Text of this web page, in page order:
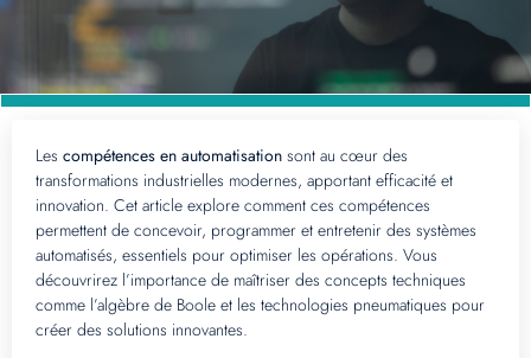
Les compétences en automatisation sont au cœur des
transformations industrielles modernes, apportant efficacité et
innovation. Cet article explore comment ces compétences
permettent de concevoir, programmer et entretenir des systèmes
automatisés, essentiels pour optimiser les opérations. Vous
découvrirez l’importance de maîtriser des concepts techniques
comme l’algèbre de Boole et les technologies pneumatiques pour
créer des solutions innovantes.